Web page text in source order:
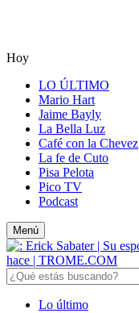
Hoy
LO ÚLTIMO
Mario Hart
Jaime Bayly
La Bella Luz
Café con la Chevez
La fe de Cuto
Pisa Pelota
Pico TV
Podcast
Menú
Lo último